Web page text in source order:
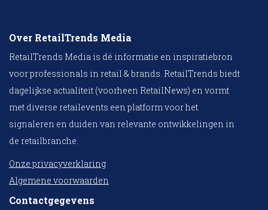
Over RetailTrends Media
RetailTrends Media is dé informatie en inspiratiebron
voor professionals in retail & brands. RetailTrends biedt
dagelijkse actualiteit (voorheen RetailNews) en vormt
met diverse retailevents een platform voor het
signaleren en duiden van relevante ontwikkelingen in
de retailbranche.
Onze privacyverklaring
Algemene voorwaarden
Contactgegevens